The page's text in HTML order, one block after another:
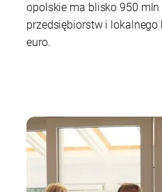
opolskie ma blisko 950
przedsiębiorstw i
euro.